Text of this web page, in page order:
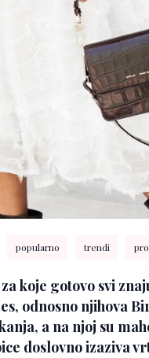
popularno trendi
koje gotovo svi
odnosno njihova
a na njoj su
doslovno izaziva